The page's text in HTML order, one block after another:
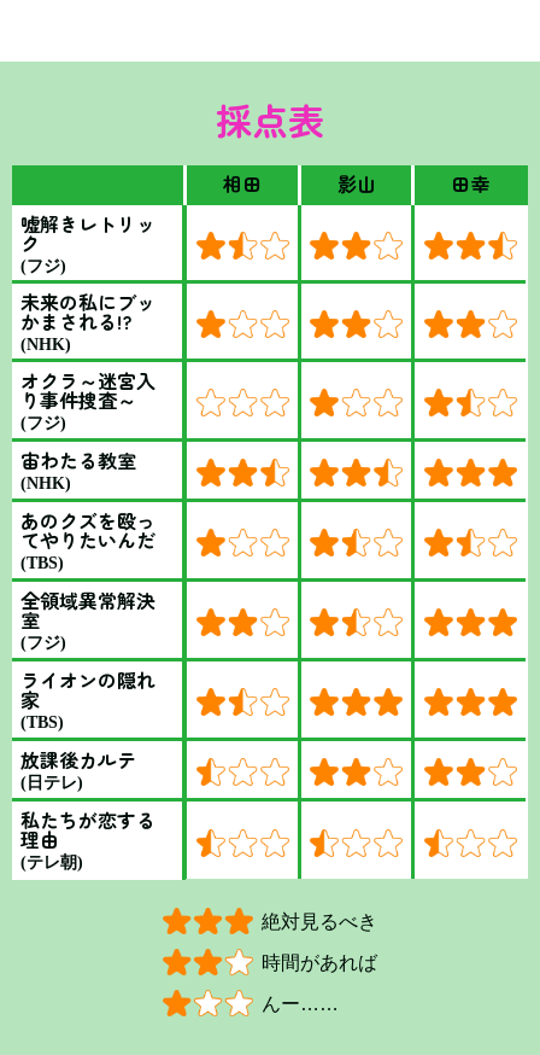
採点表
相田 影山
田幸
嘘解きレトリッ
ク
(フジ)
未来の私にブッ
かまされる!?
(NHK)
オクラ～迷宮入
り事件捜査～
(フジ)
宙わたる教室
(NHK)
あのクズを殴っ
てやりたいんだ
(TBS)
全領域異常解決
室
(フジ)
ライオンの隠れ
家
(TBS)
放課後カルテ
(日テレ)
私たちが恋する
理由
(テレ朝)
絶対見るべき
時間があれば
んー……